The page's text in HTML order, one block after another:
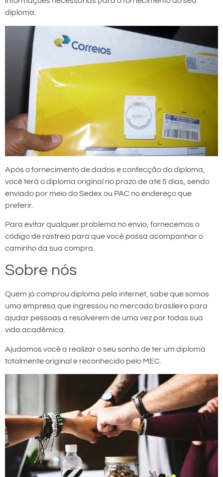
diploma.
Após o fornecimento de dados e confecção do diploma,
você terá o diploma original no prazo de até 5 dias, sendo
enviado por meio do Sedex ou PAC no endereço que
preferir.
Para evitar qualquer problema no envio, fornecemos o
código de rastreio para que você possa acompanhar o
caminho da sua compra.
Sobre nós
Quem já comprou diploma pela internet, sabe que somos
uma empresa que ingressou no mercado brasileiro para
ajudar pessoas a resolverem de uma vez por todas sua
vida acadêmica.
Ajudamos você a realizar o seu sonho de ter um diploma
totalmente original e reconhecido pelo MEC.